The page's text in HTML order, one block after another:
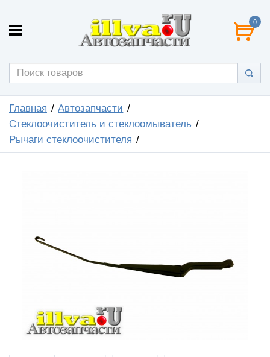
0
Главная
Автозапчасти
Стеклоочиститель и стеклоомыватель
Рычаги стеклоочистителя